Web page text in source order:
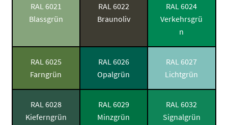
RAL 6021
Blassgrün
RAL 6022
Braunoliv
RAL 6024
Verkehrsgrü
n
RAL 6025
Farngrün
RAL 6026
Opalgrün
RAL 6027
Lichtgrün
RAL 6028
Kieferngrün
RAL 6029
Minzgrün
RAL 6032
Signalgrün